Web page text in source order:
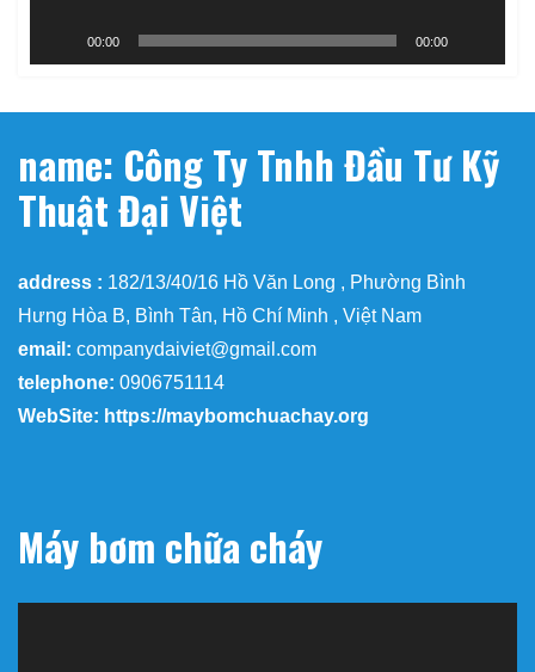
00:00 00:00
name: Công Ty Tnhh Đầu Tư Kỹ
Thuật Đại Việt
address : 182/13/40/16 Hồ Văn Long , Phường Bình
Hưng Hòa B, Bình Tân, Hồ Chí Minh , Việt Nam
email: companydaiviet@gmail.com
telephone: 0906751114
WebSite: https://maybomchuachay.org
Máy bơm chữa cháy